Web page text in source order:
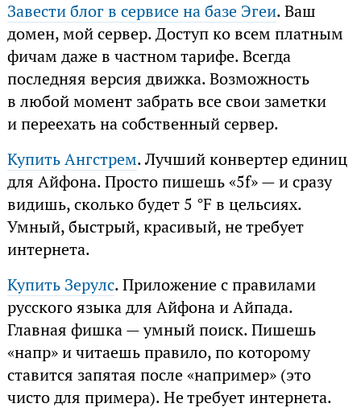
Завести блог в сервисе на базе Эгеи. Ваш
домен, мой сервер. Доступ ко всем платным
фичам даже в частном тарифе. Всегда
последняя версия движка. Возможность
в любой момент забрать все свои заметки
и переехать на собственный сервер.
Купить Ангстрем. Лучший конвертер единиц
для Айфона. Просто пишешь «5f» — и сразу
видишь, сколько будет 5 °F в цельсиях.
Умный, быстрый, красивый, не требует
интернета.
Купить Зерулс. Приложение с правилами
русского языка для Айфона и Айпада.
Главная фишка — умный поиск. Пишешь
«напр» и читаешь правило, по которому
ставится запятая после «например» (это
чисто для примера). Не требует интернета.